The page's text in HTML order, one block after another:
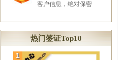
客户信息，绝对保密
热门签证Top10
1